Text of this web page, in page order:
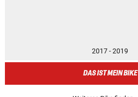
2017 - 2019
DAS IST MEIN BIKE